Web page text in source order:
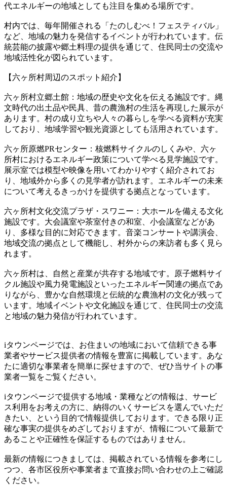
代エネルギーの地域としても注目を集める場所です。
村内では、毎年開催される「たのしむべ！フェスティバル」
など、地域の魅力を発信するイベントが行われています。伝
統芸能の披露や郷土料理の提供を通じて、住民同士の交流や
地域活性化が図られています。
【六ヶ所村周辺のスポット紹介】
六ヶ所村立郷土館：地域の歴史や文化を伝える施設です。縄
文時代の出土品や民具、昔の農漁村の生活を再現した展示が
あります。村の成り立ちや人々の暮らしを学べる資料が充実
しており、地域学習や観光資源としても活用されています。
六ヶ所原燃PRセンター：核燃料サイクルのしくみや、六ヶ
所村におけるエネルギー政策について学べる見学施設です。
展示室では模型や映像を用いてわかりやすく紹介されてお
り、地域外から多くの見学者が訪れます。エネルギーの未来
について考えるきっかけを提供する拠点となっています。
六ヶ所村文化交流プラザ・スワニー：大ホールを備える文化
施設です。大会議室や茶室付きの和室、小会議室などがあ
り、多様な目的に対応できます。音楽コンサートや講演会、
地域交流の拠点として機能し、村外からの来訪者も多く見ら
れます。
六ヶ所村は、自然と産業が共存する地域です。原子燃料サイ
クル施設や風力発電施設といったエネルギー関連の拠点であ
りながら、豊かな自然環境と伝統的な農漁村の文化が残って
います。地域イベントや文化施設を通じて、住民同士の交流
と地域の魅力発信が行われています。
iタウンページでは、お住まいの地域において信頼できる事
業者やサービス提供者の情報を豊富に掲載しています。あな
たに適切な事業者を簡単に探せますので、ぜひ当サイトの事
業者一覧をご覧ください。
iタウンページで提供する地域・業種などの情報は、サービ
ス利用をお考えの方に、納得のいくサービスを選んでいただ
きたい、という目的で情報提供しております。できる限り正
確な事実の提供をめざしておりますが、情報について最新で
あることや正確性を保証するものではありません。
最新の情報につきましては、掲載されている情報を参考にし
つつ、各市区役所や事業者まで直接お問い合わせの上ご確認
ください。